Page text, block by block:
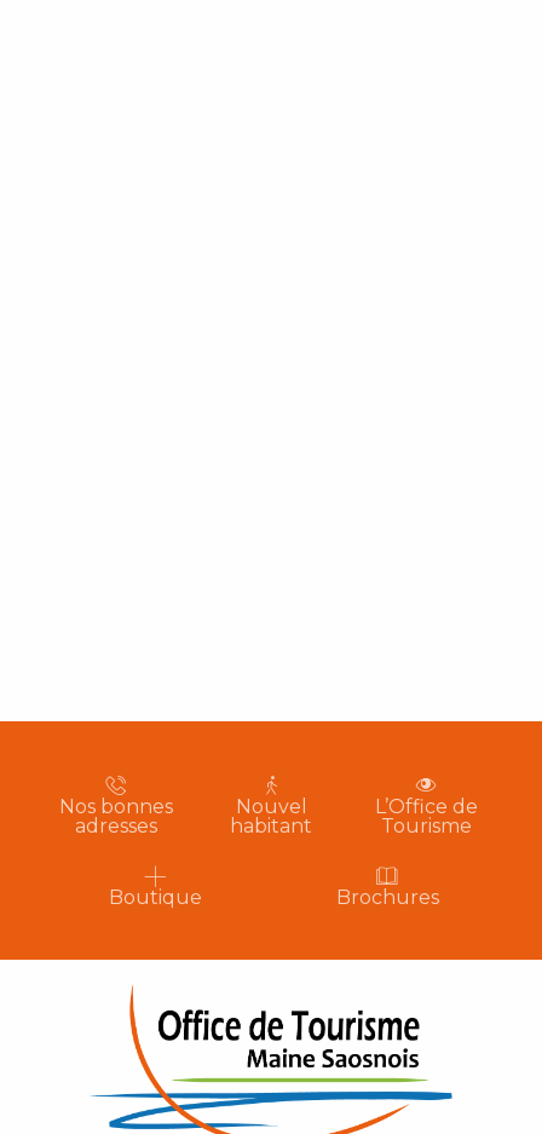
Nos bonnes
adresses
Nouvel
habitant
L’Office de
Tourisme
Boutique Brochures